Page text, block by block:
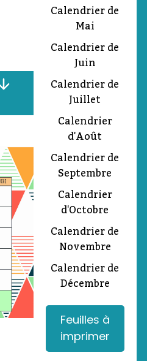
Calendrier de
Mai
Calendrier de
Juin
Calendrier de
Juillet
Calendrier
d'Août
Calendrier de
Septembre
Calendrier
d'Octobre
Calendrier de
Novembre
Calendrier de
Décembre
Feuilles à
imprimer